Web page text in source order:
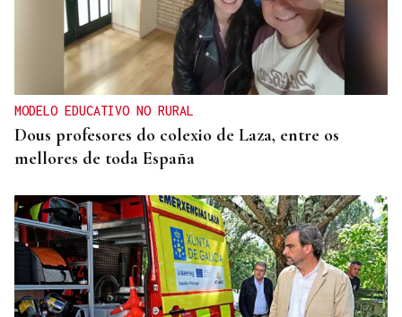
MODELO EDUCATIVO NO RURAL
Dous profesores do colexio de Laza, entre os
mellores de toda España